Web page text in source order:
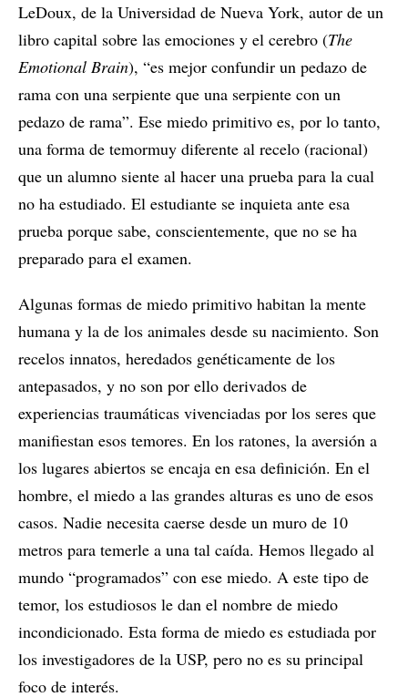
LeDoux, de la Universidad de Nueva York, autor de un
libro capital sobre las emociones y el cerebro (The
Emotional Brain), “es mejor confundir un pedazo de
rama con una serpiente que una serpiente con un
pedazo de rama”. Ese miedo primitivo es, por lo tanto,
una forma de temormuy diferente al recelo (racional)
que un alumno siente al hacer una prueba para la cual
no ha estudiado. El estudiante se inquieta ante esa
prueba porque sabe, conscientemente, que no se ha
preparado para el examen.
Algunas formas de miedo primitivo habitan la mente
humana y la de los animales desde su nacimiento. Son
recelos innatos, heredados genéticamente de los
antepasados, y no son por ello derivados de
experiencias traumáticas vivenciadas por los seres que
manifiestan esos temores. En los ratones, la aversión a
los lugares abiertos se encaja en esa definición. En el
hombre, el miedo a las grandes alturas es uno de esos
casos. Nadie necesita caerse desde un muro de 10
metros para temerle a una tal caída. Hemos llegado al
mundo “programados” con ese miedo. A este tipo de
temor, los estudiosos le dan el nombre de miedo
incondicionado. Esta forma de miedo es estudiada por
los investigadores de la USP, pero no es su principal
foco de interés.